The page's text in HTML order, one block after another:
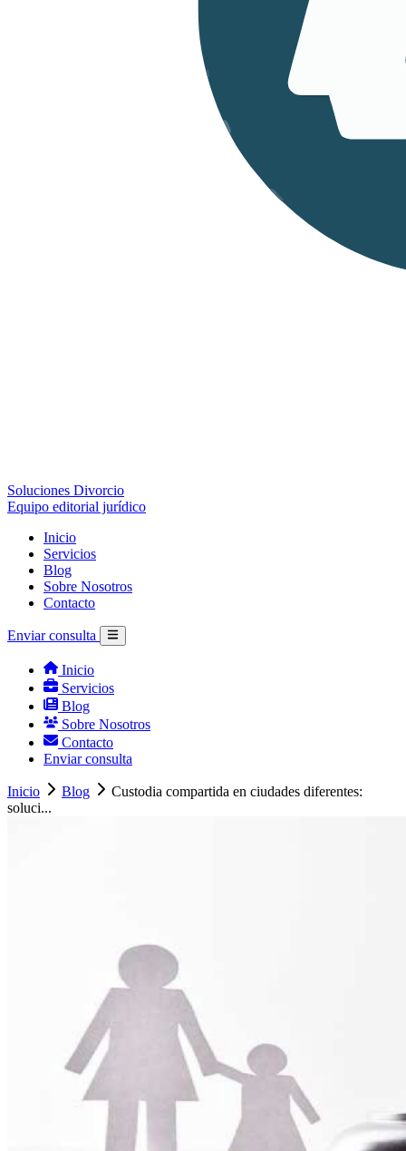
Soluciones Divorcio
Equipo editorial jurídico
Inicio
Servicios
Blog
Sobre Nosotros
Contacto
Enviar consulta
Inicio
Servicios
Blog
Sobre Nosotros
Contacto
Enviar consulta
Inicio Blog
Custodia compartida en ciudades diferentes:
soluci...